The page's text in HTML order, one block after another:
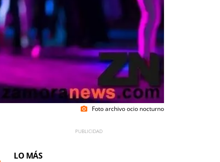
photo_camera Foto archivo ocio nocturno
LO MÁS